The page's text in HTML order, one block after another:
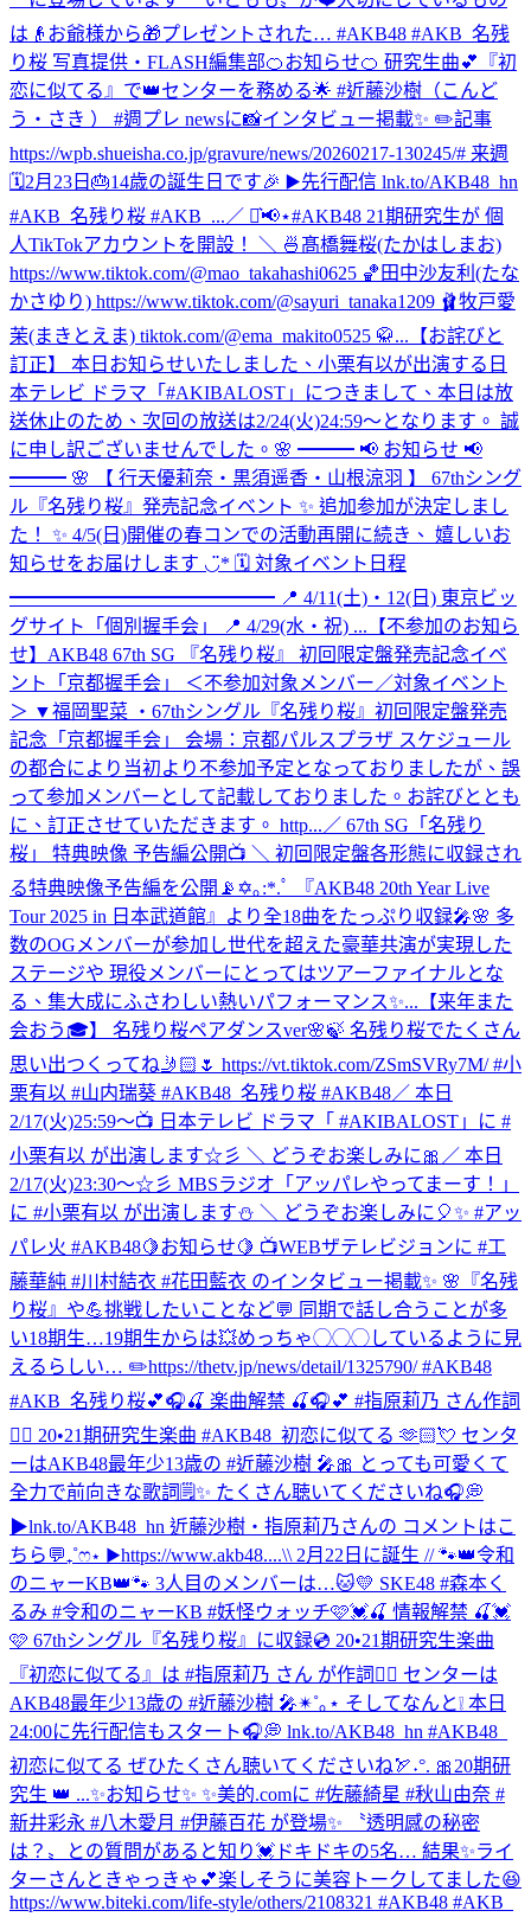
は👴お爺様から🎁プレゼントされた… #AKB48 #AKB_名残
り桜 写真提供・FLASH編集部🍊お知らせ🍊 研究生曲💕『初
恋に似てる』で👑センターを務める🌟 #近藤沙樹（こんど
う・さき ） #週プレ newsに📸インタビュー掲載✨ ✏️記事
https://wpb.shueisha.co.jp/gravure/news/20260217-130245/# 来週
🗓2月23日🎂14歳の誕生日です🎉 ▶️先行配信 lnk.to/AKB48_hn
#AKB_名残り桜 #AKB_... ／ ⋆͛📢⋆#AKB48 21期研究生が 個
人TikTokアカウントを開設！ ＼ 🍜髙橋舞桜(たかはしまお)
https://www.tiktok.com/@mao_takahashi0625 🏀田中沙友利(たな
かさゆり) https://www.tiktok.com/@sayuri_tanaka1209 🩰牧戸愛
茉(まきとえま) tiktok.com/@ema_makito0525 🥋... 【お詫びと
訂正】 本日お知らせいたしました、小栗有以が出演する日
本テレビ ドラマ「#AKIBALOST」につきまして、本日は放
送休止のため、次回の放送は2/24(火)24:59〜となります。 誠
に申し訳ございませんでした。 🌸 ━━━ 📢 お知らせ 📢
━━━ 🌸 【 行天優莉奈・黒須遥香・山根涼羽 】 67thシング
ル『名残り桜』発売記念イベント ✨ 追加参加が決定しまし
た！ ✨ 4/5(日)開催の春コンでの活動再開に続き、 嬉しいお
知らせをお届けします ◡̈* 🗓 対象イベント日程
━━━━━━━━━━━━━━ 📍 4/11(土)・12(日) 東京ビッ
グサイト「個別握手会」 📍 4/29(水・祝) ... 【不参加のお知ら
せ】AKB48 67th SG 『名残り桜』 初回限定盤発売記念イベ
ント「京都握手会」 ＜不参加対象メンバー／対象イベント
＞ ▼福岡聖菜 ・67thシングル『名残り桜』初回限定盤発売
記念「京都握手会」 会場：京都パルスプラザ スケジュール
の都合により当初より不参加予定となっておりましたが、誤
って参加メンバーとして記載しておりました。お詫びととも
に、訂正させていただきます。 http... ／ 67th SG「名残り
桜」 特典映像 予告編公開📺 ＼ 初回限定盤各形態に収録され
る特典映像予告編を公開📡✡｡:*.ﾟ 『AKB48 20th Year Live
Tour 2025 in 日本武道館』より全18曲をたっぷり収録🎤🌸 多
数のOGメンバーが参加し世代を超えた豪華共演が実現した
ステージや 現役メンバーにとってはツアーファイナルとな
る、集大成にふさわしい熱いパフォーマンス✨... 【来年また
会おう🎓】 名残り桜ペアダンスver🌸🍃 名残り桜でたくさん
思い出つくってね🤳🏻🌷 https://vt.tiktok.com/ZSmSVRy7M/ #小
栗有以 #山内瑞葵 #AKB48_名残り桜 #AKB48／ 本日
2/17(火)25:59～📺 日本テレビ ドラマ「 #AKIBALOST」に #
小栗有以 が出演します☆彡 ＼ どうぞお楽しみに🎀 ／ 本日
2/17(火)23:30～☆彡 MBSラジオ「アッパレやってまーす！」
に #小栗有以 が出演します⛄ ＼ どうぞお楽しみに🎈✨ #アッ
パレ火 #AKB48🍋お知らせ🍋 📺WEBザテレビジョンに #工
藤華純 #川村結衣 #花田藍衣 のインタビュー掲載✨ 🌸『名残
り桜』や💪挑戦したいことなど💬 同期で話し合うことが多
い18期生…19期生からは💥めっちゃ◯◯◯しているように見
えるらしい… ✏️https://thetv.jp/news/detail/1325790/ #AKB48
#AKB_名残り桜💕🎧🍒 楽曲解禁 🍒🎧💕 #指原莉乃 さん作詞
✍🏻 20•21期研究生楽曲 #AKB48_初恋に似てる 🫶🏻💘 センタ
ーはAKB48最年少13歳の #近藤沙樹 🎤🎀 とっても可愛くて
全力で前向きな歌詞🗒️✨ たくさん聴いてくださいね🎧💭
▶︎lnk.to/AKB48_hn 近藤沙樹・指原莉乃さんの コメントはこ
ちら💬₊˚ෆ⋆ ▶︎https://www.akb48....\\ 2月22日に誕生 // 🐾👑令和
のニャーKB👑🐾 3人目のメンバーは…🐱💛 SKE48 #森本く
るみ #令和のニャーKB #妖怪ウォッチ🩷💓🍒 情報解禁 🍒💓
🩷 67thシングル『名残り桜』に収録💿 20•21期研究生楽曲
『初恋に似てる』は #指原莉乃 さん が作詞✍🏻 センターは
AKB48最年少13歳の #近藤沙樹 🎤✴︎˚｡⋆ そしてなんと❕ 本日
24:00に先行配信もスタート🎧💭 lnk.to/AKB48_hn #AKB48_
初恋に似てる ぜひたくさん聴いてくださいね🏹˖°. 🎀20期研
究生 👑 ...✨お知らせ✨ ✨美的.comに #佐藤綺星 #秋山由奈 #
新井彩永 #八木愛月 #伊藤百花 が登場✨ 〝透明感の秘密
は？〟との質問があると知り💓ドキドキの5名… 結果✨ライ
ターさんときゃっきゃ💕楽しそうに美容トークしてました😆
https://www.biteki.com/life-style/others/2108321 #AKB48 #AKB_